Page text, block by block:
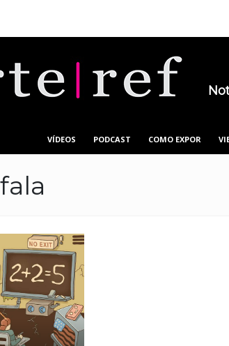
VÍDEOS PODCAST COMO EXPOR